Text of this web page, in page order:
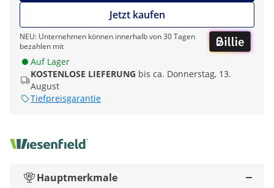
Jetzt kaufen
NEU: Unternehmen können innerhalb von 30 Tagen
bezahlen mit
Auf Lager
KOSTENLOSE LIEFERUNG bis ca. Donnerstag, 13.
August
Tiefpreisgarantie
Hauptmerkmale